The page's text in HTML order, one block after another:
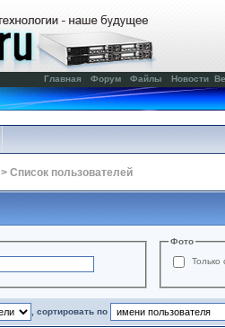
Главная Форум Файлы Новости
> Список пользователей
Фото
Только
, сортировать по